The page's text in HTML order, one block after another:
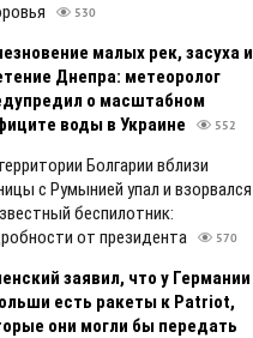
530
малых рек, засуха и
Днепра: метеоролог
о масштабном
воды в Украине
552
Болгарии вблизи
с Румынией упал и взорвался
беспилотник:
от президента
570
заяв ил, что у Германии
есть ракеты к Patriot,
они могли бы передать